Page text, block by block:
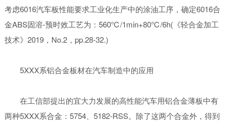
考虑6016汽车板性能要求工业化生产中的涂油工序，确定6016合
金ABS固溶-预时效工艺为：560℃/1min+80℃/6h(《轻合金加工
技术》2019，No.2，pp.28-32.)
5XXX系铝合金板材在汽车制造中的应用
在工信部提出的宜大力发展的高性能汽车用铝合金薄板中有
两种5XXX系合金：5754、5182-RSS。除了这两个合金外，得到